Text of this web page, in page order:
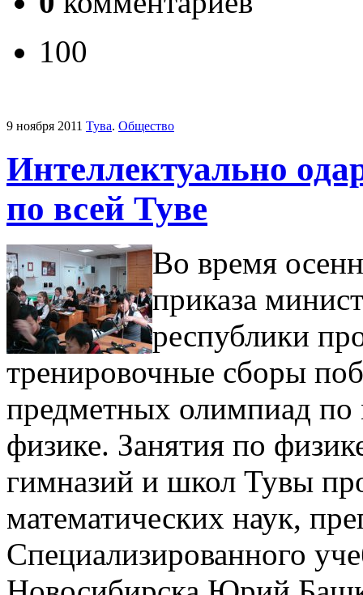
100
9 ноября 2011 Тува. Общество
Интеллектуально
по всей Туве
Во время
приказа
республики
тренировочные сборы
предметных олимпиад по
физике. Занятия по
гимназий и школ Тувы
математических наук,
Специализированного